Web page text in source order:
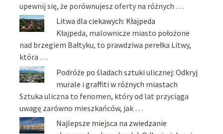
upewnij się, że porównujesz oferty na różnych …
Litwa dla ciekawych: Kłajpeda
Kłajpeda, malownicze miasto położone
nad brzegiem Bałtyku, to prawdziwa perełka Litwy,
która …
Podróże po śladach sztuki ulicznej: Odkryj
murale i graffiti w różnych miastach
Sztuka uliczna to fenomen, który od lat przyciąga
uwagę zarówno mieszkańców, jak …
Najlepsze miejsca na zwiedzanie